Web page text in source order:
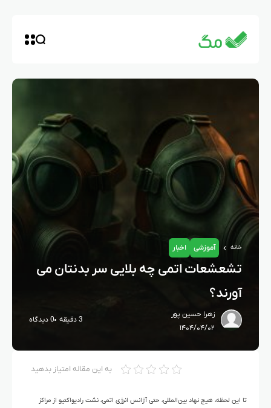
خانه آموزشی اخبار
تشعشعات اتمی چه بلایی سر بدنتان می
آورند؟
زهرا حسین پور
۱۴۰۴/۰۴/۰۲
3 دقیقه 0 دیدگاه
به این مقاله امتیاز بدهید
تا این لحظه، هیچ نهاد بین‌المللی، حتی آژانس انرژی اتمی، نشت رادیواکتیو از مراکز